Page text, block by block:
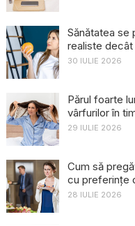
Sănătatea se
realiste decât
30 IULIE 2026
Părul foarte
vârfurilor în
29 IULIE 2026
Cum să
cu preferințe
28 IULIE 2026